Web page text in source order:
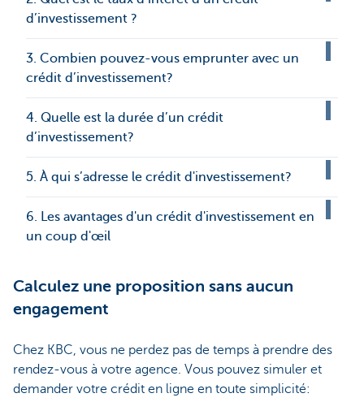
d’investissement ?
3. Combien pouvez-vous emprunter avec un
crédit d’investissement?
4. Quelle est la durée d’un crédit
d’investissement?
5. À qui s’adresse le crédit d'investissement?
6. Les avantages d'un crédit d'investissement en
un coup d'œil
Calculez une proposition sans aucun
engagement
Chez KBC, vous ne perdez pas de temps à prendre des
rendez-vous à votre agence. Vous pouvez simuler et
demander votre crédit en ligne en toute simplicité: